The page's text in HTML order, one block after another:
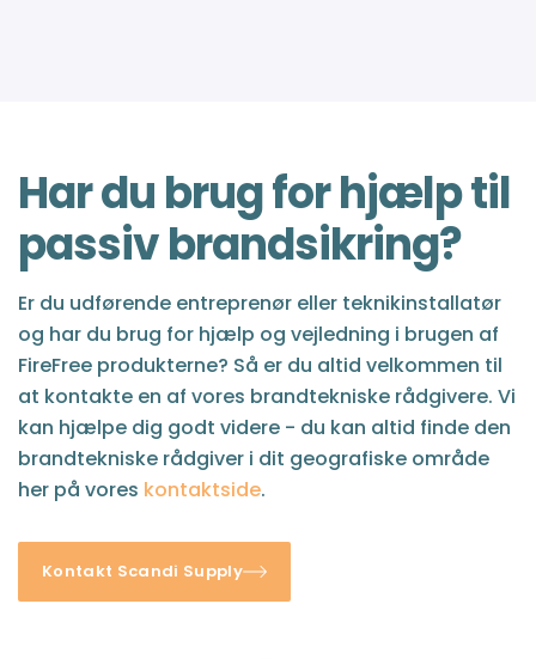
Har du brug for hjælp til
passiv brandsikring?
Er du udførende entreprenør eller teknikinstallatør
og har du brug for hjælp og vejledning i brugen af
FireFree produkterne? Så er du altid velkommen til
at kontakte en af vores brandtekniske rådgivere. Vi
kan hjælpe dig godt videre - du kan altid finde den
brandtekniske rådgiver i dit geografiske område
her på vores kontaktside.
Kontakt Scandi Supply